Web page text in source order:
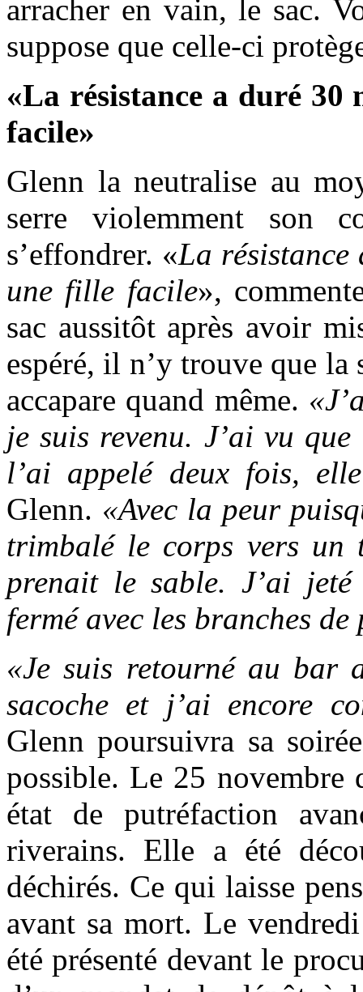
arracher en vain, le sac.
suppose que celle-ci
«La résistance a duré 30
facile»
Glenn la neutralise au
serre violemment son
s’effondrer. «La résistance
une fille facile»,
sac aussitôt après avoir
espéré, il n’y trouve que
accapare quand même.
je suis revenu. J’ai vu
l’ai appelé deux fois,
Glenn. «Avec la peur
trimbalé le corps vers
prenait le sable. J’ai
fermé avec les branches
«Je suis retourné au bar
sacoche et j’ai encore
Glenn poursuivra sa
possible. Le 25 novembre
état de putréfaction
riverains. Elle a été
déchirés. Ce qui laisse
avant sa mort. Le
été présenté devant le